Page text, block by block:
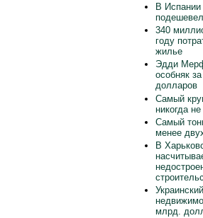
В Испании
340
году
жилье
Эдди
особняк
долларов
Самый
никогда
Самый
менее
В
млрд.